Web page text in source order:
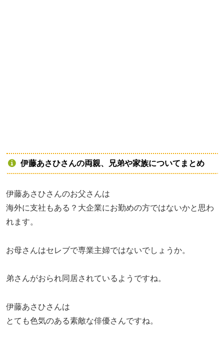
伊藤あさひさんの両親、兄弟や家族についてまとめ
伊藤あさひさんのお父さんは
海外に支社もある？大企業にお勤めの方ではないかと思わ
れます。
お母さんはセレブで専業主婦ではないでしょうか。
弟さんがおられ同居されているようですね。
伊藤あさひさんは
とても色気のある素敵な俳優さんですね。